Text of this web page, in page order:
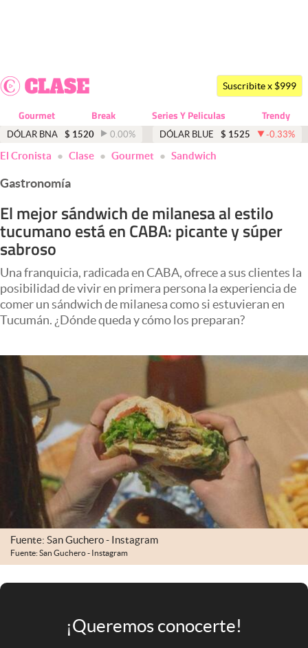
Dólar
Economía y Política
Finanzas y Mercados
Mercados Online
Negocios
Columnistas
Apertura
Infotechnology
Clima
Mundial 2026
Eventos Corporativos
El Cronista Studio
Mediakit
abre en nueva pestaña
Argentina
Suscribite x $999
Gourmet Break Series Y Peliculas Trendy
DÓLAR BNA $ 1520 0.00% DÓLAR BLUE $ 1525 -0.33%
El Cronista Clase Gourmet Sandwich
Gastronomía
El mejor sándwich de milanesa al estilo
tucumano está en CABA: picante y súper
sabroso
Una franquicia, radicada en CABA, ofrece a sus clientes la
posibilidad de vivir en primera persona la experiencia de
comer un sándwich de milanesa como si estuvieran en
Tucumán. ¿Dónde queda y cómo los preparan?
Fuente: San Guchero - Instagram
Fuente: San Guchero - Instagram
¡Queremos conocerte!